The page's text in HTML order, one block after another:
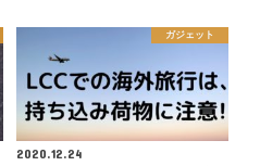
ガジェット
2020.12.24